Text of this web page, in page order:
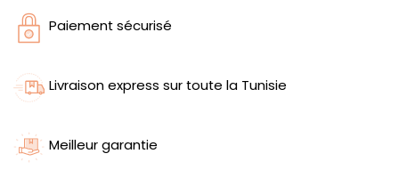
Paiement sécurisé
Livraison express sur toute la Tunisie
Meilleur garantie